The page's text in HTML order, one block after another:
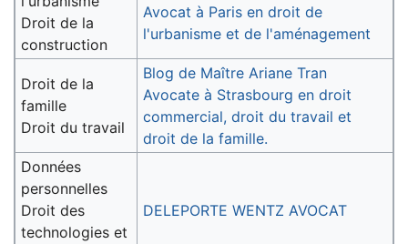
Droit de la
construction
Avocat à Paris en droit de
l'urbanisme et de l'aménagement
Droit de la
famille
Droit du travail
Blog de Maître Ariane Tran
Avocate à Strasbourg en droit
commercial, droit du travail et
droit de la famille.
Données
personnelles
Droit des
technologies et
DELEPORTE WENTZ AVOCAT